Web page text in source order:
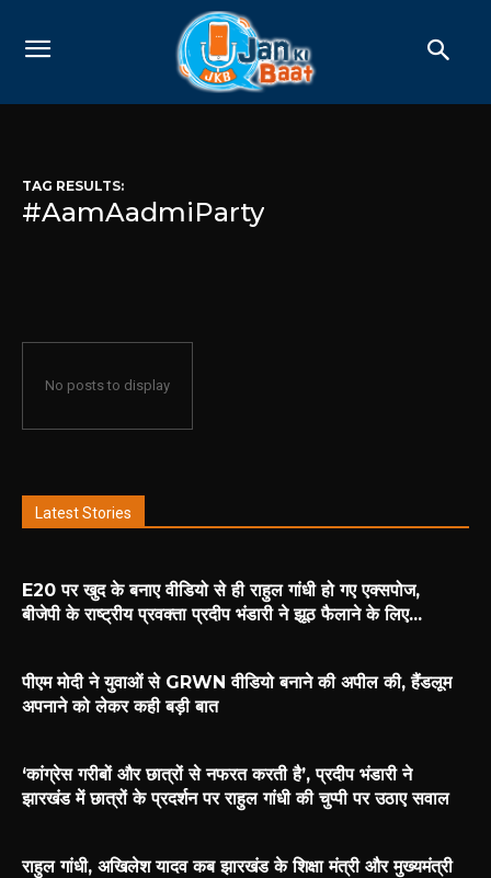
TAG RESULTS:
#AamAadmiParty
No posts to display
Latest Stories
E20 पर खुद के बनाए वीडियो से ही राहुल गांधी हो गए एक्सपोज,
बीजेपी के राष्ट्रीय प्रवक्ता प्रदीप भंडारी ने झूठ फैलाने के लिए...
पीएम मोदी ने युवाओं से GRWN वीडियो बनाने की अपील की, हैंडलूम
अपनाने को लेकर कही बड़ी बात
‘कांग्रेस गरीबों और छात्रों से नफरत करती है’, प्रदीप भंडारी ने
झारखंड में छात्रों के प्रदर्शन पर राहुल गांधी की चुप्पी पर उठाए सवाल
राहुल गांधी, अखिलेश यादव कब झारखंड के शिक्षा मंत्री और मुख्यमंत्री